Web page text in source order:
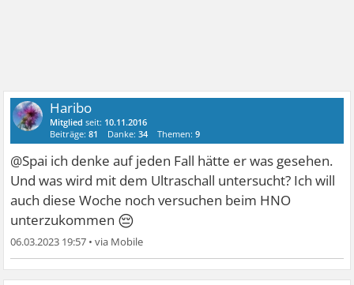
Haribo
Mitglied seit: 10.11.2016
Beiträge:81 Danke:34 Themen:9
@Spai ich denke auf jeden Fall hätte er was gesehen.
Und was wird mit dem Ultraschall untersucht? Ich will
auch diese Woche noch versuchen beim HNO
unterzukommen 😔
06.03.2023 19:57 •